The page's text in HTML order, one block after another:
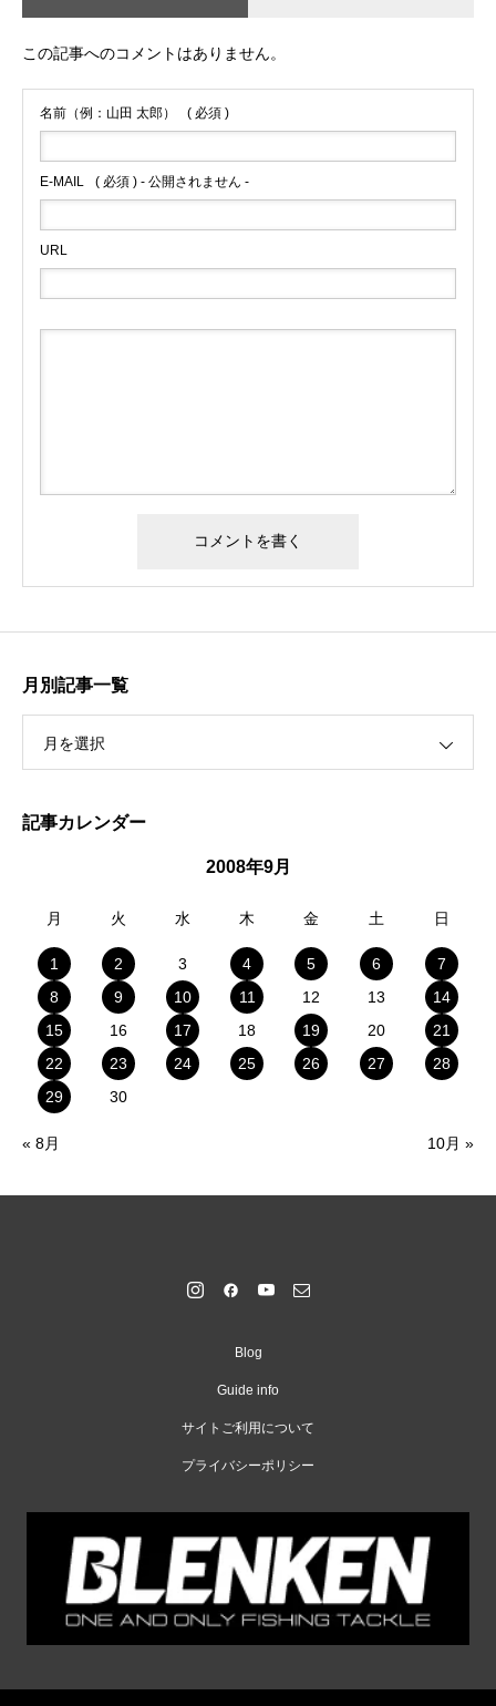
この記事へのコメントはありません。
名前（例：山田 太郎） ( 必須 )
E-MAIL ( 必須 ) - 公開されません -
URL
月別記事一覧
月を選択
記事カレンダー
2008年9月
月 火 水 木 金 土 日
1 2 3 4 5 6
7
8
9 10 11 12 13
14
15
16 17 18 19 20
21
22
23 24 25 26 27
28
29
30
« 8月 10月 »
Blog
Guide info
サイトご利用について
プライバシーポリシー